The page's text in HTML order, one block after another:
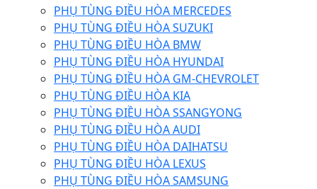
PHỤ TÙNG ĐIỀU HÒA MERCEDES
PHỤ TÙNG ĐIỀU HÒA SUZUKI
PHỤ TÙNG ĐIỀU HÒA BMW
PHỤ TÙNG ĐIỀU HÒA HYUNDAI
PHỤ TÙNG ĐIỀU HÒA GM-CHEVROLET
PHỤ TÙNG ĐIỀU HÒA KIA
PHỤ TÙNG ĐIỀU HÒA SSANGYONG
PHỤ TÙNG ĐIỀU HÒA AUDI
PHỤ TÙNG ĐIỀU HÒA DAIHATSU
PHỤ TÙNG ĐIỀU HÒA LEXUS
PHỤ TÙNG ĐIỀU HÒA SAMSUNG